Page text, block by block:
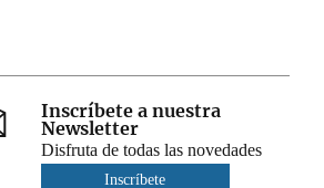
Inscríbete a nuestra
Newsletter
Disfruta de todas las novedades
Inscríbete